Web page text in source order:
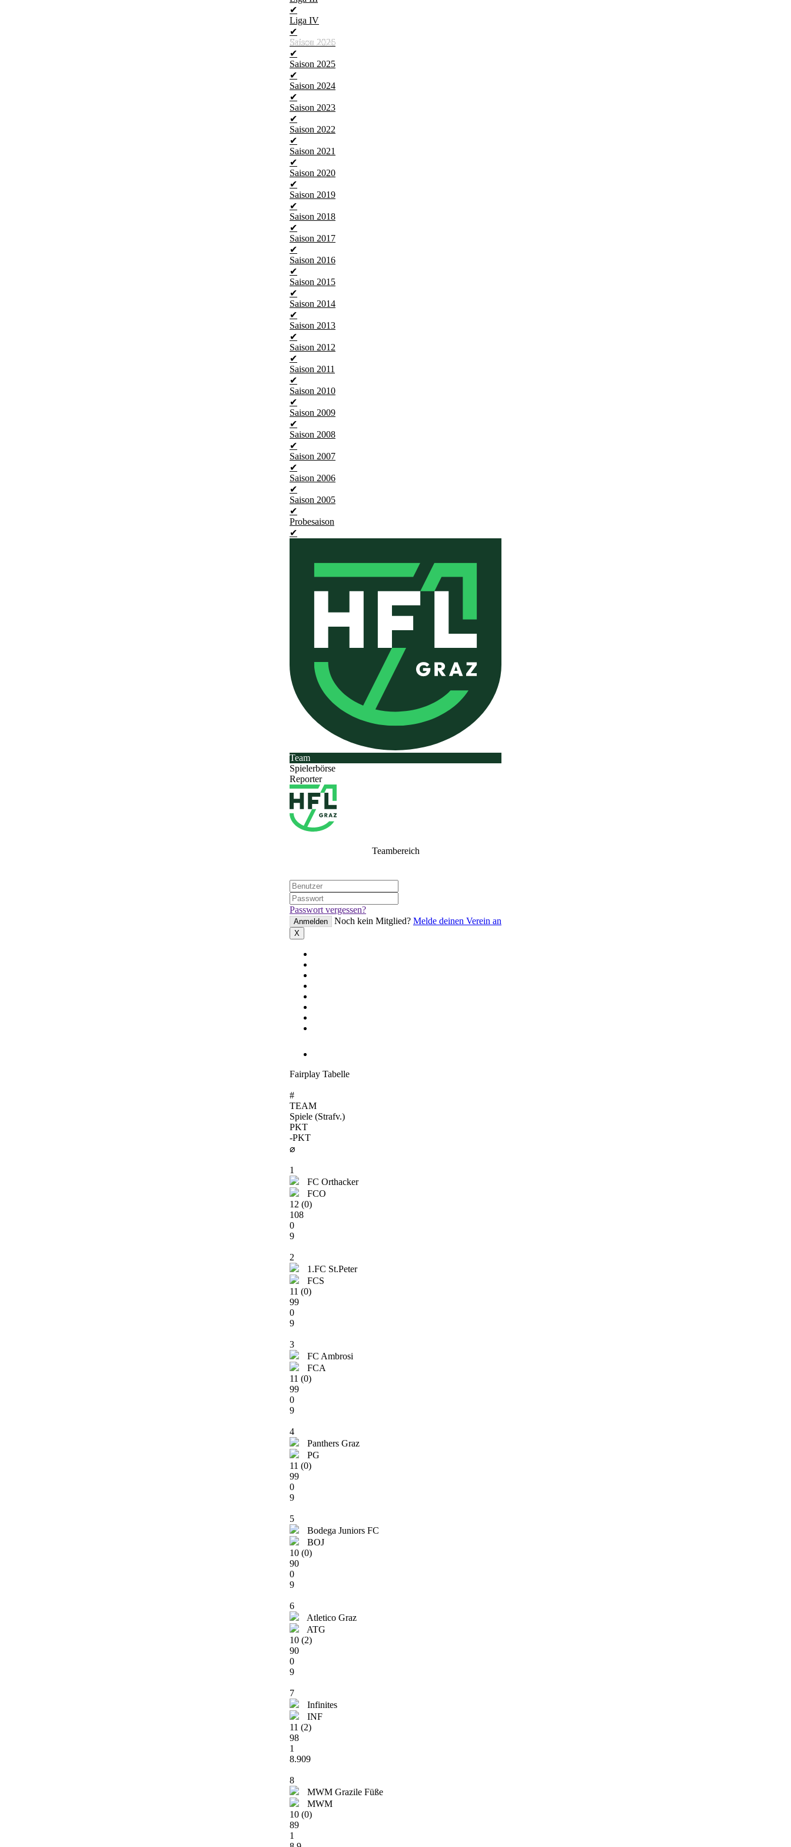
✔
Liga IV
✔
Saison 2026
Saison 2026
✔
Saison 2025
✔
Saison 2024
✔
Saison 2023
✔
Saison 2022
✔
Saison 2021
✔
Saison 2020
✔
Saison 2019
✔
Saison 2018
✔
Saison 2017
✔
Saison 2016
✔
Saison 2015
✔
Saison 2014
✔
Saison 2013
✔
Saison 2012
✔
Saison 2011
✔
Saison 2010
✔
Saison 2009
✔
Saison 2008
✔
Saison 2007
✔
Saison 2006
✔
Saison 2005
✔
Probesaison
✔
Team
Spielerbörse
Reporter
Teambereich
Passwort vergessen?
Anmelden Noch kein Mitglied? Melde deinen Verein an
X
Fairplay Tabelle
#
TEAM
Spiele (Strafv.)
PKT
-PKT
⌀
1
FC Orthacker
FCO
12 (0)
108
0
9
2
1.FC St.Peter
FCS
11 (0)
99
0
9
3
FC Ambrosi
FCA
11 (0)
99
0
9
4
Panthers Graz
PG
11 (0)
99
0
9
5
Bodega Juniors FC
BOJ
10 (0)
90
0
9
6
Atletico Graz
ATG
10 (2)
90
0
9
7
Infinites
INF
11 (2)
98
1
8.909
8
MWM Grazile Füße
MWM
10 (0)
89
1